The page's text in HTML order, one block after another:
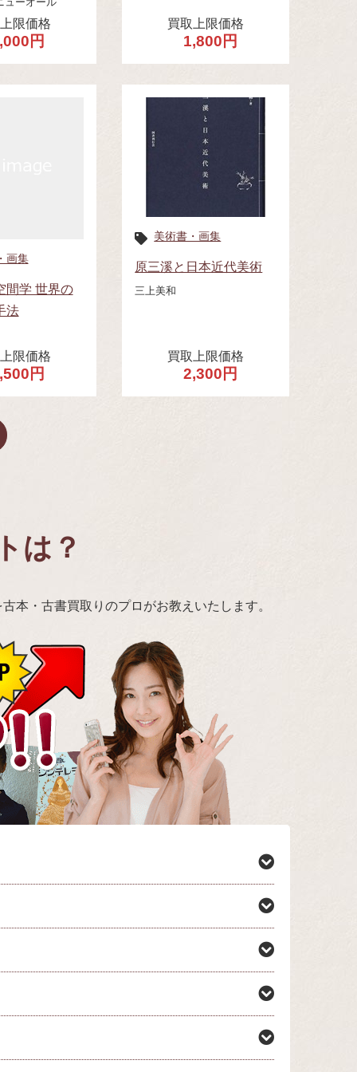
限価格
円
買取上限価格
1,800円
画集
間学 世界の
法
限価格
円
美術書・画集
原三溪と日本近代美術
三上美和
買取上限価格
2,300円
は？
本・古書買取りのプロがお教えいたします。